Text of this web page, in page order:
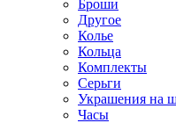
Броши
Другое
Колье
Кольца
Комплекты
Серьги
Украшения на
Часы